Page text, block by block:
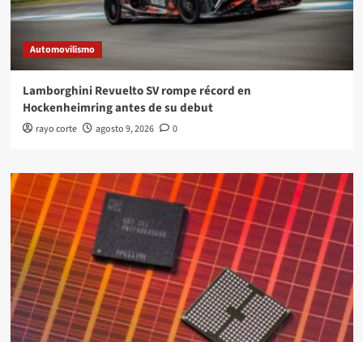
Automovilismo
Lamborghini Revuelto SV rompe récord en
Hockenheimring antes de su debut
rayo corte agosto 9, 2026 0